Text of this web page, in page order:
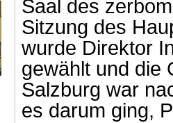
Saal des
Sitzung des
wurde Direktor
gewählt und die
Salzburg war
es darum ging,